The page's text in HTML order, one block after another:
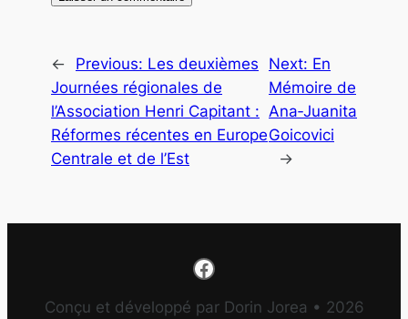
← Previous: Les deuxièmes
Journées régionales de
l’Association Henri Capitant :
Réformes récentes en Europe
Centrale et de l’Est
Next: En
Mémoire de
Ana‑Juanita
Goicovici
→
Facebook
Conçu et développé par Dorin Jorea • 2026